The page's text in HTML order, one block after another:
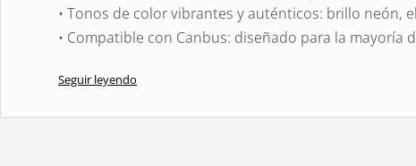
• Tonos de color vibrantes y auténticos: brillo neón,
• Compatible con Canbus: diseñado para la mayoría
Especificaciones
Seguir leyendo